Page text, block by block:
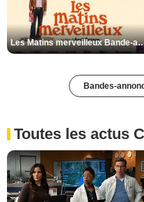
Les Matins merveilleux
Bandes-
Toutes les actus